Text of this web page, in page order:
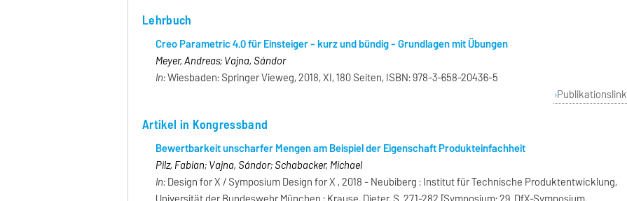
Lehrbuch
Creo Parametric 4.0 für Einsteiger - kurz und bündig - Grundlagen mit Übungen
Meyer, Andreas; Vajna, Sándor
In:Wiesbaden: Springer Vieweg, 2018, XI, 180 Seiten, ISBN: 978-3-658-20436-5
Publikationslink
Artikel in Kongressband
Bewertbarkeit unscharfer Mengen am Beispiel der Eigenschaft Produkteinfachheit
Pilz, Fabian; Vajna, Sándor; Schabacker, Michael
In:Design for X / Symposium Design for X , 2018 - Neubiberg : Institut für Technische Produktentwicklung,